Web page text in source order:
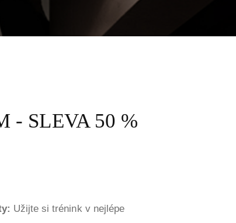
- SLEVA 50 %
Užijte si trénink v nejlépe